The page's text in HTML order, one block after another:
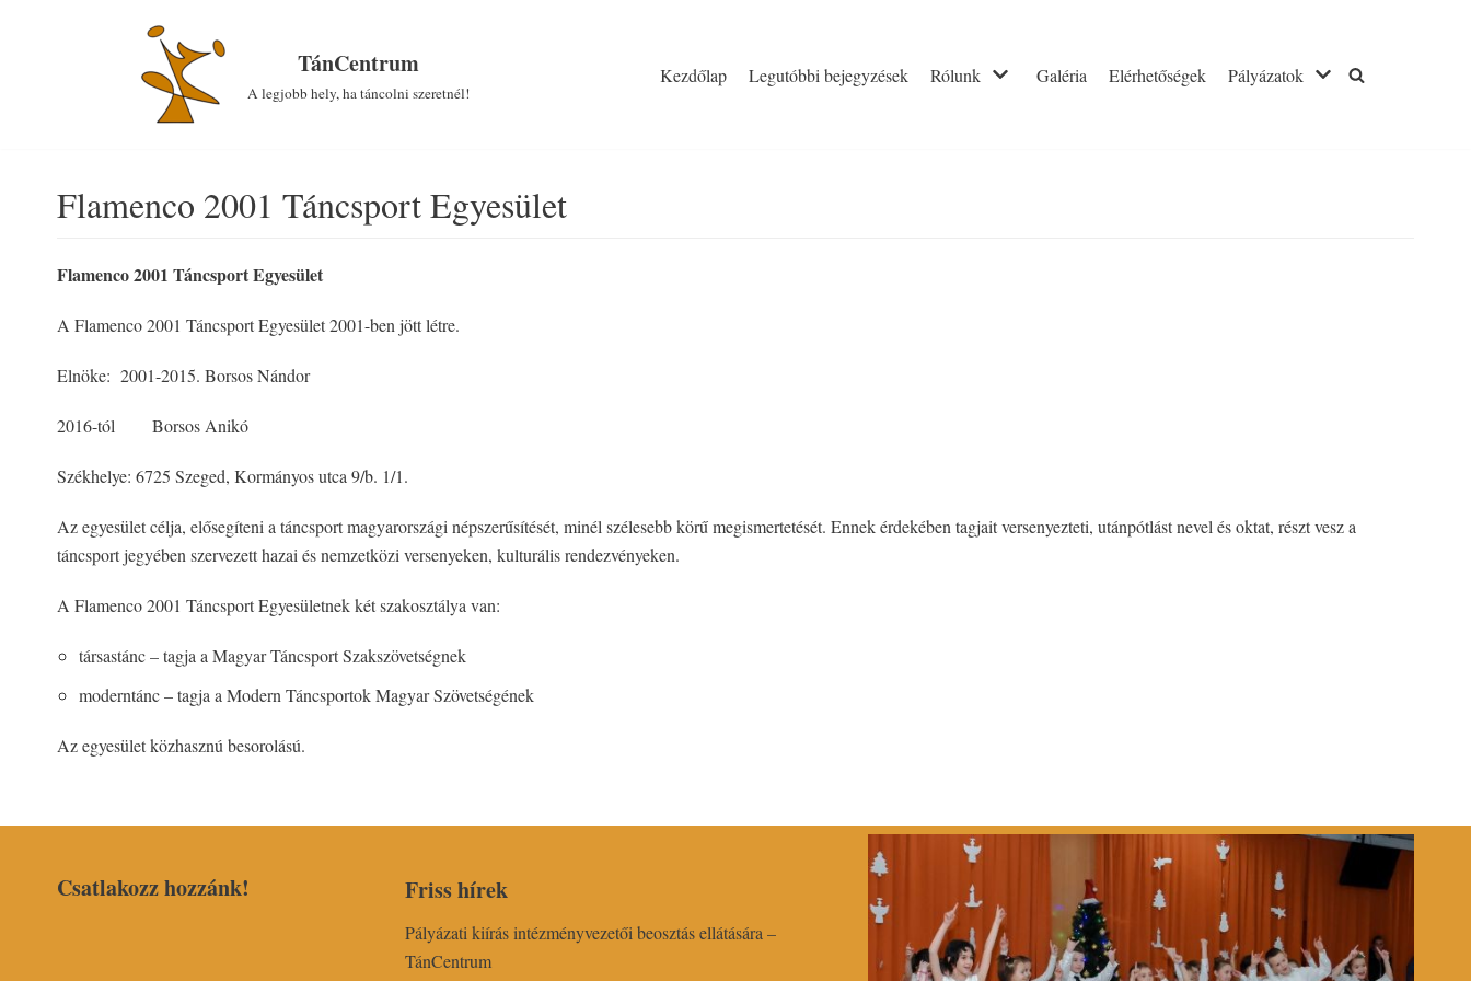
TánCentrum
A legjobb hely, ha táncolni szeretnél!
Kezdőlap Legutóbbi bejegyzések Rólunk Galéria Elérhetőségek Pályázatok
Flamenco 2001 Táncsport Egyesület
Flamenco 2001 Táncsport Egyesület
A Flamenco 2001 Táncsport Egyesület 2001-ben jött létre.
Elnöke: 2001-2015. Borsos Nándor
2016-tól Borsos Anikó
Székhelye: 6725 Szeged, Kormányos utca 9/b. 1/1.
Az egyesület célja, elősegíteni a táncsport magyarországi népszerűsítését, minél szélesebb körű megismertetését. Ennek érdekében tagjait versenyezteti, utánpótlást nevel és oktat, részt vesz a
táncsport jegyében szervezett hazai és nemzetközi versenyeken, kulturális rendezvényeken.
A Flamenco 2001 Táncsport Egyesületnek két szakosztálya van:
társastánc – tagja a Magyar Táncsport Szakszövetségnek
moderntánc – tagja a Modern Táncsportok Magyar Szövetségének
Az egyesület közhasznú besorolású.
Csatlakozz hozzánk! Friss hírek
Pályázati kiírás intézményvezetői beosztás ellátására –
TánCentrum